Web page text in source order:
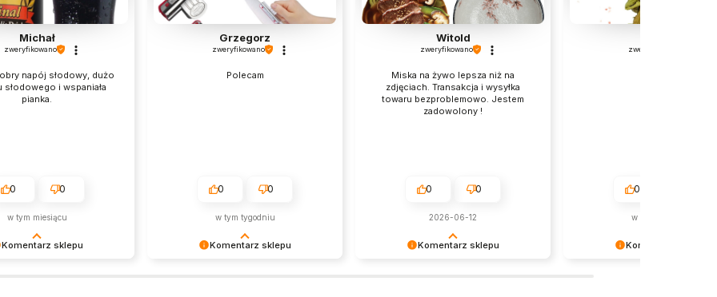
Komentarz sklepu
Michał
zweryfikowano
napój słodowy, dużo
słodowego i wspaniała
pianka.
0 0
w tym miesiącu
Komentarz sklepu
Grzegorz
zweryfikowano
Polecam
0 0
w tym tygodniu
Komentarz sklepu
Witold
zweryfikowano
Miska na żywo lepsza niż na
zdjęciach. Transakcja i wysyłka
towaru bezproblemowo. Jestem
zadowolony !
0 0
2026-06-12
Komentarz sklepu
zweryfikowano
0
w tym tygodniu